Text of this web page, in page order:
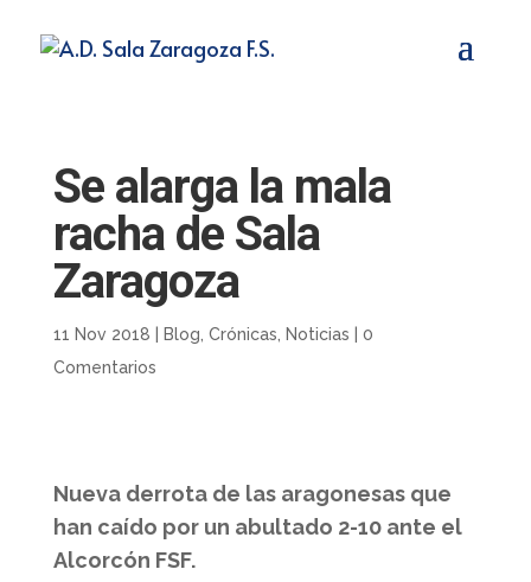
Se alarga la mala
racha de Sala
Zaragoza
11 Nov 2018 Blog Crónicas Noticias
0
Comentarios
Nueva derrota de las aragonesas que
han caído por un abultado 2-10 ante el
Alcorcón FSF.